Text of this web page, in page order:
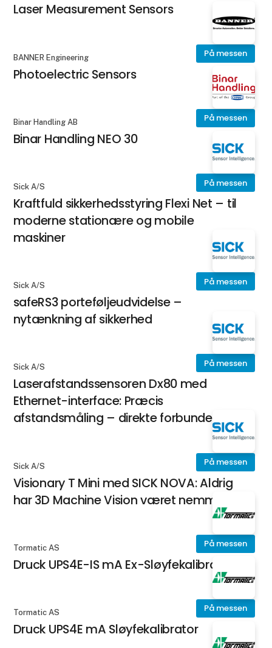
Laser Measurement Sensors
På messen
BANNER Engineering
Photoelectric Sensors
På messen
Binar Handling AB
Binar Handling NEO 30
På messen
Sick A/S
Kraftfuld sikkerhedsstyring Flexi Net – til
moderne stationære og mobile
maskiner
På messen
Sick A/S
safeRS3 porteføljeudvidelse –
nytænkning af sikkerhed
På messen
Sick A/S
Laserafstandssensoren Dx80 med
Ethernet-interface: Præcis
afstandsmåling – direkte forbundet
På messen
Sick A/S
Visionary T Mini med SICK NOVA: Aldrig
har 3D Machine Vision været nemmere
På messen
Tormatic AS
Druck UPS4E-IS mA Ex-Sløyfekalibrator
På messen
Tormatic AS
Druck UPS4E mA Sløyfekalibrator